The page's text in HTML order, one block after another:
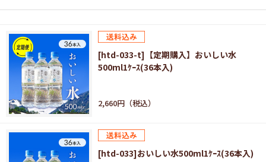
[htd-033-t]【定期購入】おいしい水
500ml1ｹｰｽ(36本入)
2,660円
[htd-033]おいしい水500ml1ｹｰｽ(36本入)